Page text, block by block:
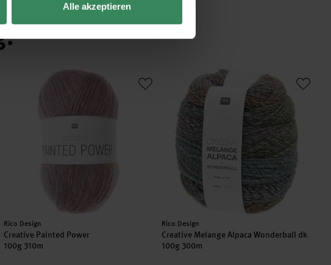
Alle akzeptieren
Creative Painted Power
Hersteller:
Rico Design
Creative Painted Power
100g 310m
Creative Melange Alpaca Wonderball dk
Hersteller:
Rico Design
Creative Melange Alpaca Wonderball dk
100g 300m